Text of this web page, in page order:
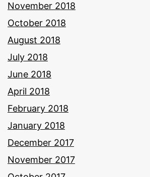
November 2018
October 2018
August 2018
July 2018
June 2018
April 2018
February 2018
January 2018
December 2017
November 2017